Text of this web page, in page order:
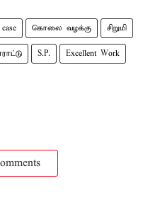
கொலை வழக்கு சிறுமி
S.P. Excellent Work